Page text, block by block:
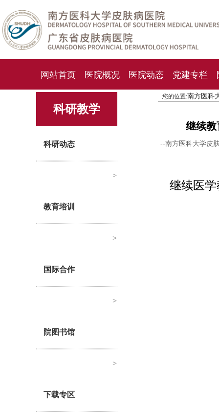
网站首页 医院概况 医院动态 党建专栏
化妆品检测中心 就诊指南 人才
科研教学
科研动态
>
教育培训
>
国际合作
>
院图书馆
>
下载专区
您的位置:南方医科
继续
--南方医科大学皮
继续医